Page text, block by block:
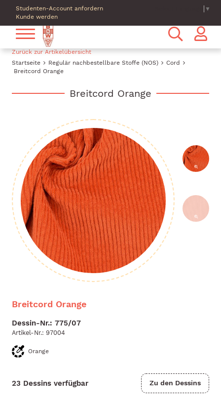
Studenten-Account anfordern
Kunde werden
▼
Startseite Regulär nachbestellbare Stoffe (NOS)
Cord
Breitcord Orange
Zurück zur Artikelübersicht
Breitcord Orange
Breitcord Orange
Dessin-Nr.: 775/07
Artikel-Nr.: 97004
Orange
23 Dessins verfügbar Zu den Dessins